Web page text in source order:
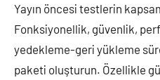
Yayın öncesi testlerin
Fonksiyonellik, güvenlik,
yedekleme-geri yükleme
paketi oluşturun. Özellikle